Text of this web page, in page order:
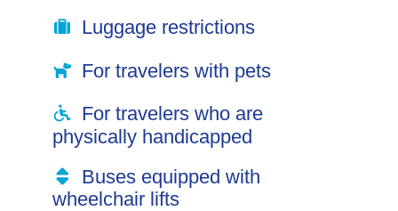
Luggage restrictions
For travelers with pets
For travelers who are
physically handicapped
Buses equipped with
wheelchair lifts